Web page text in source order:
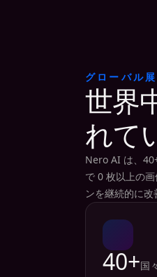
グローバル
世界
れて
Nero AI は、
で 0 枚以上の
ンを継続的に改
40+国々